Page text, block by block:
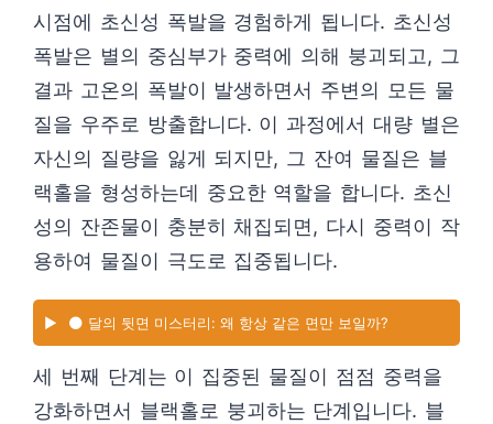
시점에 초신성 폭발을 경험하게 됩니다. 초신성
폭발은 별의 중심부가 중력에 의해 붕괴되고, 그
결과 고온의 폭발이 발생하면서 주변의 모든 물
질을 우주로 방출합니다. 이 과정에서 대량 별은
자신의 질량을 잃게 되지만, 그 잔여 물질은 블
랙홀을 형성하는데 중요한 역할을 합니다. 초신
성의 잔존물이 충분히 채집되면, 다시 중력이 작
용하여 물질이 극도로 집중됩니다.
▶️ 🌑 달의 뒷면 미스터리: 왜 항상 같은 면만 보일까?
세 번째 단계는 이 집중된 물질이 점점 중력을
강화하면서 블랙홀로 붕괴하는 단계입니다. 블